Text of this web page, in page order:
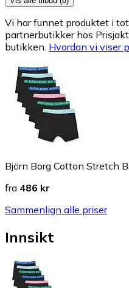
Vi har funnet produktet i
partnerbutikker hos
butikken. Hvordan vi viser
Björn Borg Cotton Stretch
fra 486 kr
Sammenlign alle priser
Innsikt